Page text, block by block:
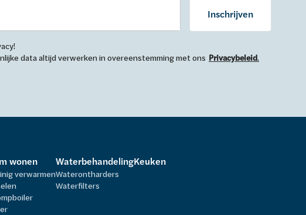
Inschrijven
data altijd verwerken in overeenstemming met ons Privacybeleid.
wonen
verwarmen
Waterbehandeling
Waterontharders
Waterfilters
Keuken